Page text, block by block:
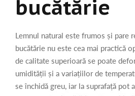
bucătărie
Lemnul natural este frumos și pare
bucătărie nu este cea mai practică
de calitate superioară se poate
umidității și a variațiilor de
se închidă greu, iar la suprafață pot